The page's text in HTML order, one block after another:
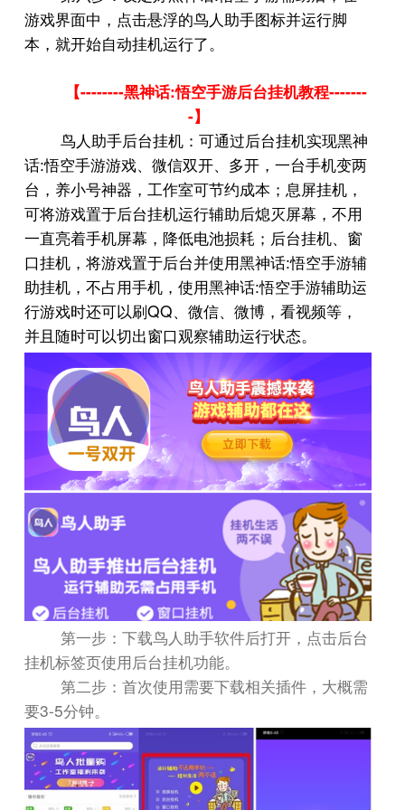
游戏界面中，点击悬浮的鸟人助手图标并运行脚
本，就开始自动挂机运行了。
【--------黑神话:悟空手游后台挂机教程-------
-】
鸟人助手后台挂机：可通过后台挂机实现黑神
话:悟空手游游戏、微信双开、多开，一台手机变两
台，养小号神器，工作室可节约成本；息屏挂机，
可将游戏置于后台挂机运行辅助后熄灭屏幕，不用
一直亮着手机屏幕，降低电池损耗；后台挂机、窗
口挂机，将游戏置于后台并使用黑神话:悟空手游辅
助挂机，不占用手机，使用黑神话:悟空手游辅助运
行游戏时还可以刷QQ、微信、微博，看视频等，
并且随时可以切出窗口观察辅助运行状态。
第一步：下载鸟人助手软件后打开，点击后台
挂机标签页使用后台挂机功能。
第二步：首次使用需要下载相关插件，大概需
要3-5分钟。